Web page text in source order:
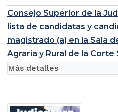
Consejo Superior de la
lista de candidatas y
magistrado (a) en la Sala
Agraria y Rural de la
Más detalles